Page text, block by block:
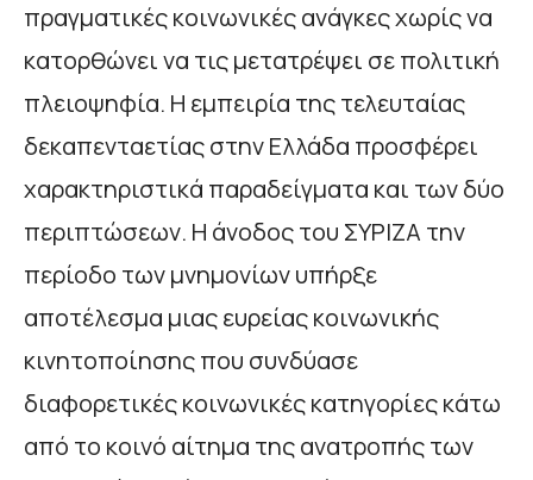
πραγματικές κοινωνικές ανάγκες χωρίς να
κατορθώνει να τις μετατρέψει σε πολιτική
πλειοψηφία. Η εμπειρία της τελευταίας
δεκαπενταετίας στην Ελλάδα προσφέρει
χαρακτηριστικά παραδείγματα και των δύο
περιπτώσεων. Η άνοδος του ΣΥΡΙΖΑ την
περίοδο των μνημονίων υπήρξε
αποτέλεσμα μιας ευρείας κοινωνικής
κινητοποίησης που συνδύασε
διαφορετικές κοινωνικές κατηγορίες κάτω
από το κοινό αίτημα της ανατροπής των